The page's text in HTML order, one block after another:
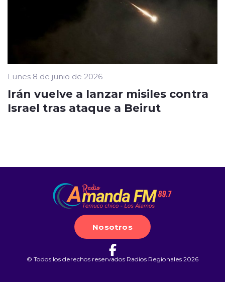
Lunes 8 de junio de 2026
Irán vuelve a lanzar misiles contra
Israel tras ataque a Beirut
Nosotros
© Todos los derechos reservados Radios Regionales 2026